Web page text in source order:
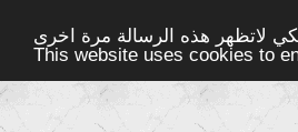
لاتظهر هذه الرسالة مرة اخرى -
This website uses cookies to